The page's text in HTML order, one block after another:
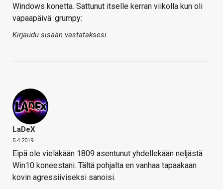
Windows konetta. Sattunut itselle kerran viikolla kun oli
vapaapäivä :grumpy:
Kirjaudu sisään vastataksesi
LaDeX
5.4.2019
Eipä ole vieläkään 1809 asentunut yhdellekään neljästä
Win10 koneestani. Tältä pohjalta en vanhaa tapaakaan
kovin agressiiviseksi sanoisi.